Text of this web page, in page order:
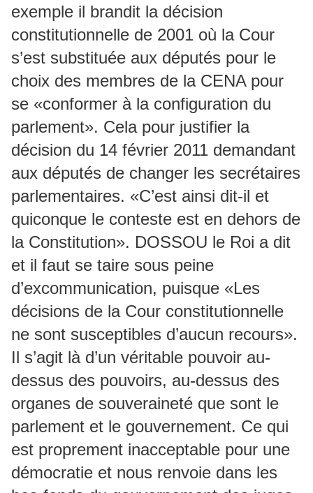
exemple il brandit la décision
constitutionnelle de 2001 où la Cour
s’est substituée aux députés pour le
choix des membres de la CENA pour
se «conformer à la configuration du
parlement». Cela pour justifier la
décision du 14 février 2011 demandant
aux députés de changer les secrétaires
parlementaires. «C’est ainsi dit-il et
quiconque le conteste est en dehors de
la Constitution». DOSSOU le Roi a dit
et il faut se taire sous peine
d’excommunication, puisque «Les
décisions de la Cour constitutionnelle
ne sont susceptibles d’aucun recours».
Il s’agit là d’un véritable pouvoir au-
dessus des pouvoirs, au-dessus des
organes de souveraineté que sont le
parlement et le gouvernement. Ce qui
est proprement inacceptable pour une
démocratie et nous renvoie dans les